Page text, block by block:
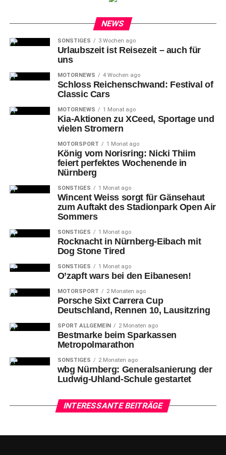
Zuschauern besiegte das Team von Coach Ralph Junge
die Bayer Giants Leverkusen verdient mit 95:72 (50:37).
den angeschlagenen Brandton Chatfield trafen die
die Bayer Giants Leverkusen.
8-Kobe Langley (LEV) gegen 5-Tim Köpple (N)
Mittelfranken waren schon im 1. Viertel tonangebend,
konnten die Gäste aber nicht wirklich auf Distanz halten
(25:23).
NEWS
SONSTIGES 3 Wochen ago
Urlaubszeit ist Reisezeit – auch für
uns
MOTORNEWS 4 Wochen ago
Schloss Reichenschwand: Festival of
Classic Cars
MOTORNEWS 1 Monat ago
Kia-Aktionen zu XCeed, Sportage und
vielen Stromern
MOTORSPORT 1 Monat ago
König vom Norisring: Nicki Thiim
feiert perfektes Wochenende in
Nürnberg
SONSTIGES 1 Monat ago
Wincent Weiss sorgt für Gänsehaut
zum Auftakt des Stadionpark Open Air
Sommers
SONSTIGES 1 Monat ago
Rocknacht in Nürnberg-Eibach mit
Dog Stone Tired
SONSTIGES 1 Monat ago
O’zapft wars bei den Eibanesen!
MOTORSPORT 2 Monaten ago
Porsche Sixt Carrera Cup
Deutschland, Rennen 10, Lausitzring
SPORT ALLGEMEIN 2 Monaten ago
Bestmarke beim Sparkassen
Metropolmarathon
SONSTIGES 2 Monaten ago
wbg Nürnberg: Generalsanierung der
Ludwig-Uhland-Schule gestartet
INTERESSANTE BEITRÄGE